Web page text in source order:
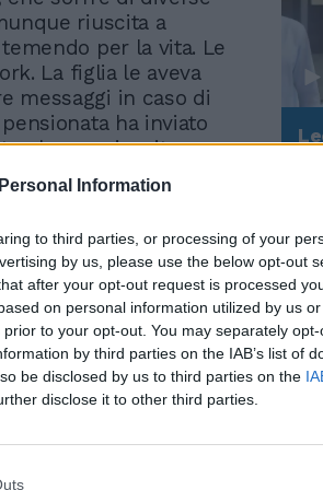
Information
to third parties, or processing of your
by us, please use the below opt-out
after your opt-out request is processed
on personal information utilized by us
to your opt-out. You may separately
by third parties on the IAB’s list of
be disclosed by us to third parties on the
disclose it to other third parties.
riuscita a
per la vita. Le
La figlia le aveva
messaggi in caso di
ha inviato
che era riuscita a
giovane ha così
della Stazione
l'anziana e ha arrestato
di sequestro di
e maltrattamenti
presentato regolare
dai carabinieri,
avrebbe barricato la
la madre un
Giuliani a Come States?
Meloni e la strategia